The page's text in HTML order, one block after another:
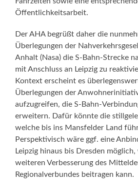
Öffentlichkeitsarbeit.
Der AHA begrüßt daher die
Überlegungen der
Anhalt (Nasa) die S-Bahn-Strecke
mit Anschluss an Leipzig zu
Kontext erscheint es
Überlegungen der
aufzugreifen, die S-Bahn-
erweitern. Dafür könnte die
welche bis ins Mansfelder Land
Perspektivisch wäre ggf. eine
Leipzig hinaus bis Dresden möglich,
weiteren Verbesserung des
Regionalverbundes beitragen kann.